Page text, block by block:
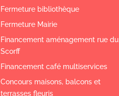
Fermeture bibliothèque
Fermeture Mairie
Financement aménagement rue du
Scorff
Financement café multiservices
Concours maisons, balcons et
terrasses fleuris